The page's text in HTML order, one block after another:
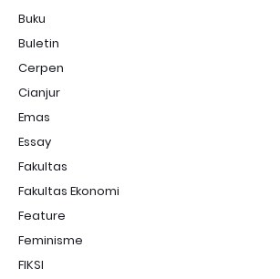
Buku
Buletin
Cerpen
Cianjur
Emas
Essay
Fakultas
Fakultas Ekonomi
Feature
Feminisme
FIKSI